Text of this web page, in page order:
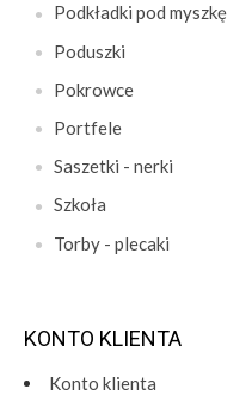
Podkładki pod myszkę
Poduszki
Pokrowce
Portfele
Saszetki - nerki
Szkoła
Torby - plecaki
KONTO KLIENTA
Konto klienta